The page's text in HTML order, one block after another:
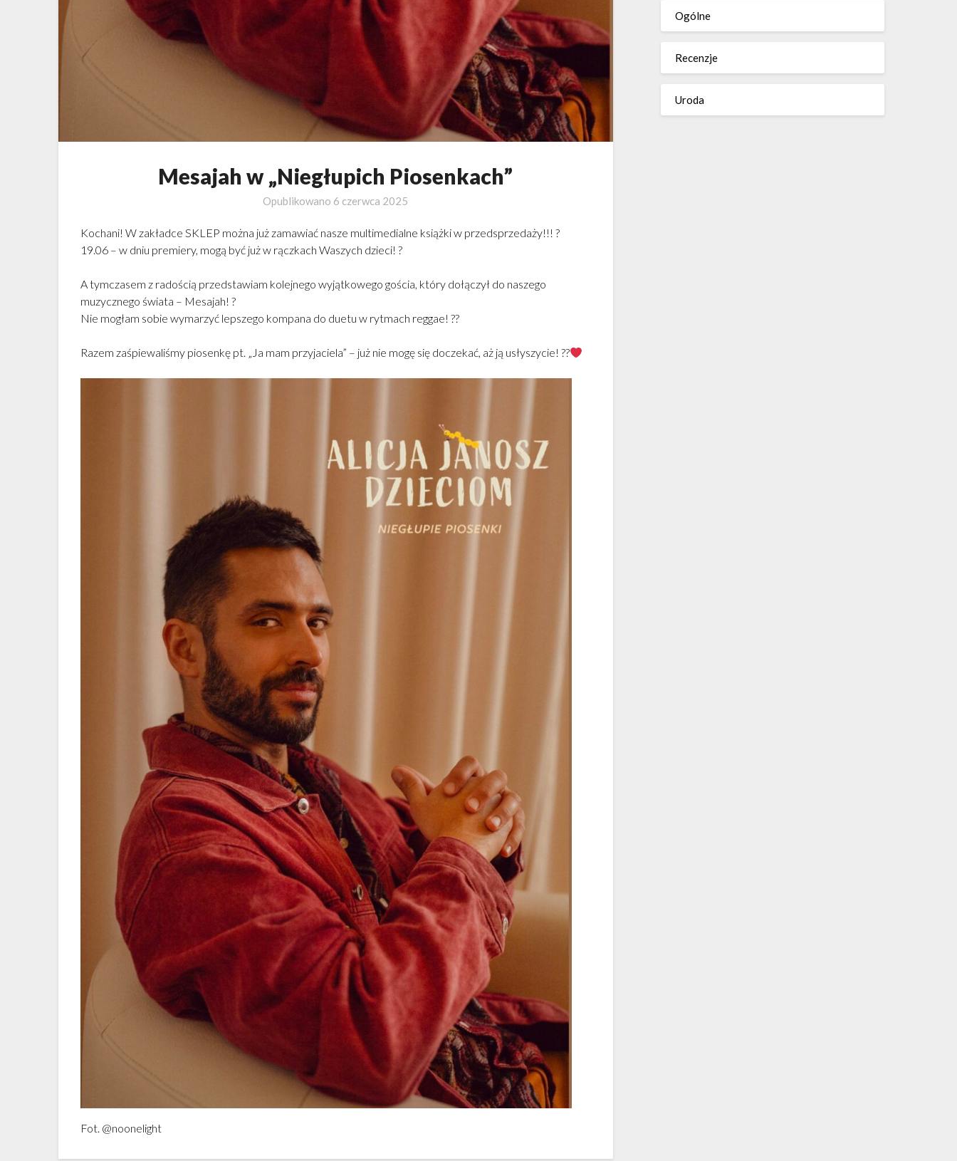
Mesajah w „Niegłupich Piosenkach”
Opublikowano 6 czerwca 2025
Kochani! W zakładce SKLEP można już zamawiać nasze multimedialne książki w przedsprzedaży!!! ?
19.06 – w dniu premiery, mogą być już w rączkach Waszych dzieci! ?
A tymczasem z radością przedstawiam kolejnego wyjątkowego gościa, który dołączył do naszego
muzycznego świata – Mesajah! ?
Nie mogłam sobie wymarzyć lepszego kompana do duetu w rytmach reggae! ??
Razem zaśpiewaliśmy piosenkę pt. „Ja mam przyjaciela” – już nie mogę się doczekać, aż ją usłyszycie! ??
Fot. @noonelight
Ogólne
Recenzje
Uroda